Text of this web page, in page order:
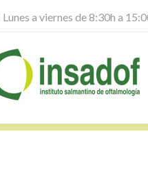
Lunes a viernes de 8:30h a